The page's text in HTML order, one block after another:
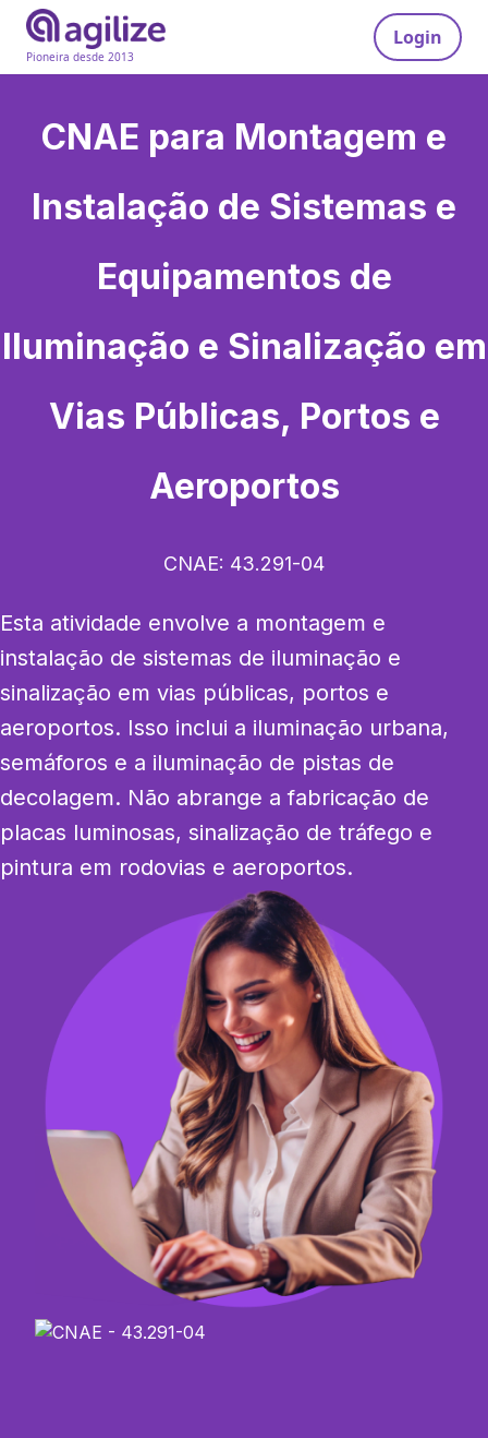
Pioneira desde 2013
Login
CNAE para Montagem e
Instalação de Sistemas e
Equipamentos de
Iluminação e Sinalização em
Vias Públicas, Portos e
Aeroportos
CNAE: 43.291-04
Esta atividade envolve a montagem e
instalação de sistemas de iluminação e
sinalização em vias públicas, portos e
aeroportos. Isso inclui a iluminação urbana,
semáforos e a iluminação de pistas de
decolagem. Não abrange a fabricação de
placas luminosas, sinalização de tráfego e
pintura em rodovias e aeroportos.